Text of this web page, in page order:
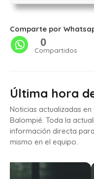
Comparte por
0
Compartidos
Última hora
Noticias actualizadas
Balompié. Toda la
información directa
mismo en el equipo.